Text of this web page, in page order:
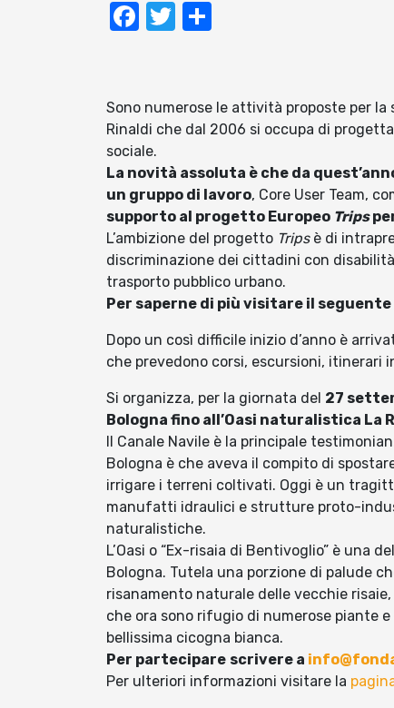
Facebook
Twitter
Sono numerose le attività proposte per
Rinaldi che dal 2006 si occupa di
sociale.
La novità assoluta è che da
un gruppo di lavoro, Core User Team,
supporto al progetto Europeo Trips
L’ambizione del progetto Tripsè di
discriminazione dei cittadini con
trasporto pubblico urbano.
Per saperne di più visitare il seguente
Dopo un così difficile inizio d’anno è
che prevedono corsi, escursioni, itinerari
Si organizza, per la giornata del 27
Bologna fino all’Oasi naturalistica La
Il Canale Navile è la principale
Bologna è che aveva il compito di
irrigare i terreni coltivati. Oggi è un
manufatti idraulici e strutture proto-
naturalistiche.
L’Oasi o “Ex-risaia di Bentivoglio” è una
Bologna. Tutela una porzione di palude
risanamento naturale delle vecchie
che ora sono rifugio di numerose piante
bellissima cicogna bianca.
Per partecipare scrivere a
Per ulteriori informazioni visitare la